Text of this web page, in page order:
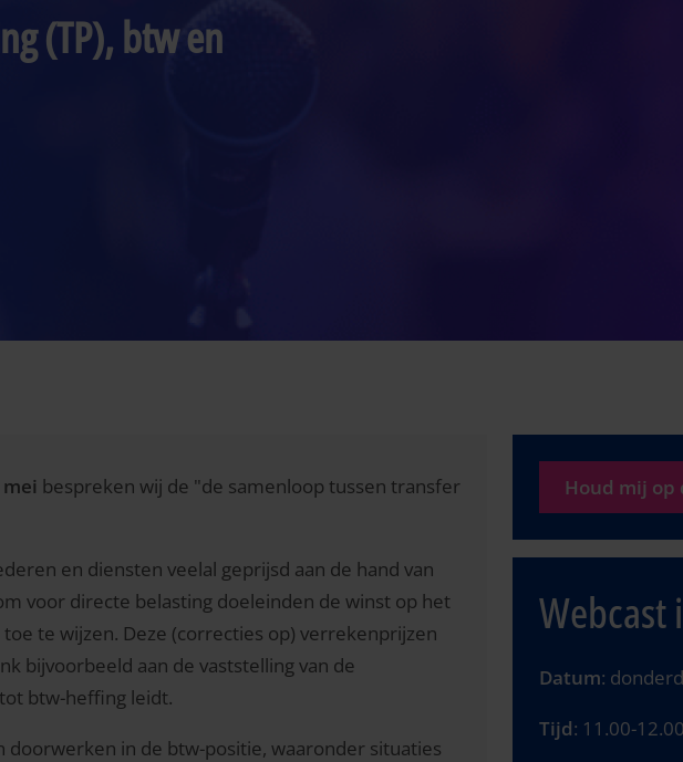
(TP), btw en
bespreken wij de "de samenloop tussen transfer
en diensten veelal geprijsd aan de hand van
voor directe belasting doeleinden de winst op het
te wijzen. Deze (correcties op) verrekenprijzen
bijvoorbeeld aan de vaststelling van de
btw-heffing leidt.
doorwerken in de btw-positie, waaronder situaties
Houd mij op
Datum:
Tijd: 11.00-